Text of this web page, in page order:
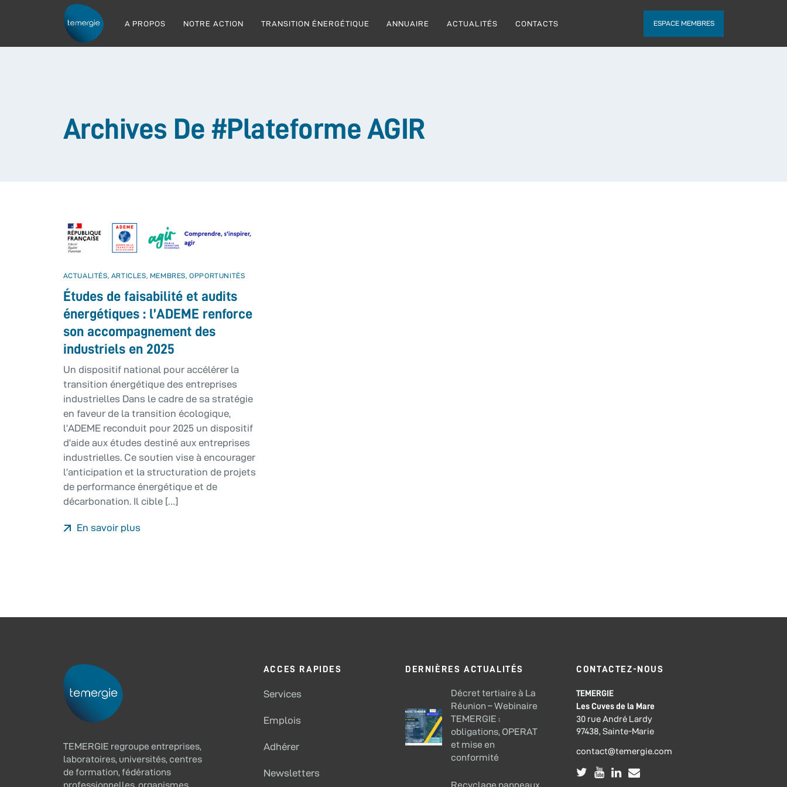
ESPACE MEMBRES
A PROPOS NOTRE ACTION TRANSITION ÉNERGÉTIQUE ANNUAIRE ACTUALITÉS CONTACTS
Archives De #Plateforme AGIR
ACTUALITÉS, ARTICLES, MEMBRES,OPPORTUNITÉS
Études de faisabilité et audits
énergétiques : l’ADEME renforce
son accompagnement des
industriels en 2025
Un dispositif national pour accélérer la
transition énergétique des entreprises
industrielles Dans le cadre de sa stratégie
en faveur de la transition écologique,
l’ADEME reconduit pour 2025 un dispositif
d’aide aux études destiné aux entreprises
industrielles. Ce soutien vise à encourager
l’anticipation et la structuration de projets
de performance énergétique et de
décarbonation. Il cible […]
En savoir plus
TEMERGIE regroupe entreprises,
laboratoires, universités, centres
de formation, fédérations
professionnelles, organismes
ACCES RAPIDES
Services
Emplois
Adhérer
Newsletters
DERNIÈRES ACTUALITÉS
Décret tertiaire à La
Réunion – Webinaire
TEMERGIE :
obligations, OPERAT
et mise en
conformité
CONTACTEZ-NOUS
TEMERGIE
Les Cuves de la Mare
30 rue André Lardy
97438, Sainte-Marie
contact@temergie.com